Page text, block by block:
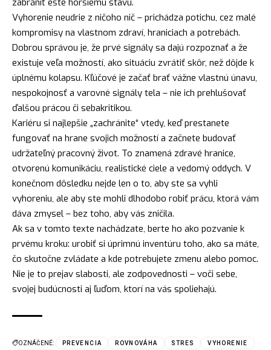
Vyhorenie neudrie z ničoho nič – prichádza potichu, cez malé
kompromisy na vlastnom zdraví, hraniciach a potrebách.
Dobrou správou je, že prvé signály sa dajú rozpoznať a že
existuje veľa možností, ako situáciu zvrátiť skôr, než dôjde k
úplnému kolapsu. Kľúčové je začať brať vážne vlastnú únavu,
nespokojnosť a varovné signály tela – nie ich prehlušovať
ďalšou prácou či sebakritikou.
Kariéru si najlepšie „zachránite“ vtedy, keď prestanete
fungovať na hrane svojich možností a začnete budovať
udržateľný pracovný život. To znamená zdravé hranice,
otvorenú komunikáciu, realistické ciele a vedomý oddych. V
konečnom dôsledku nejde len o to, aby ste sa vyhli
vyhoreniu, ale aby ste mohli dlhodobo robiť prácu, ktorá vám
dáva zmysel – bez toho, aby vás zničila.
Ak sa v tomto texte nachádzate, berte ho ako pozvanie k
prvému kroku: urobiť si úprimnú inventúru toho, ako sa máte,
čo skutočne zvládate a kde potrebujete zmenu alebo pomoc.
Nie je to prejav slabosti, ale zodpovednosti – voči sebe,
svojej budúcnosti aj ľuďom, ktorí na vás spoliehajú.
OZNÁČENÉ: PREVENCIA ROVNOVÁHA STRES
VYHORENIE